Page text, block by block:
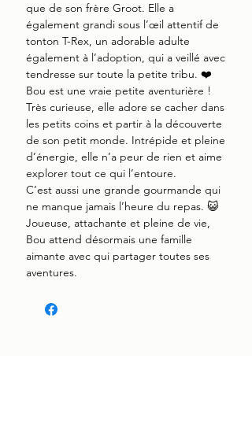
que de son frère Groot. Elle a
également grandi sous l’œil attentif de
tonton T-Rex, un adorable adulte
également à l’adoption, qui a veillé avec
tendresse sur toute la petite tribu. ❤️
Bou est une vraie petite aventurière !
Très curieuse, elle adore se cacher dans
les petits coins et partir à la découverte
de son petit monde. Intrépide et pleine
d’énergie, elle n’a peur de rien et aime
explorer tout ce qui l’entoure.
C’est aussi une grande gourmande qui
ne manque jamais l’heure du repas. 😺
Joueuse, attachante et pleine de vie,
Bou attend désormais une famille
aimante avec qui partager toutes ses
aventures.